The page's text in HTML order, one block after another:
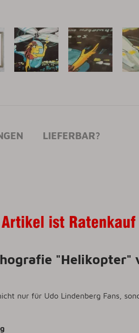
LIEFERBAR?
"Helikopter"
nur für Udo Lindenberg Fans,